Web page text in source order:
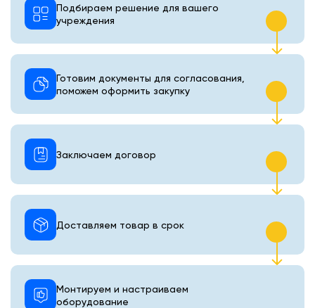
Подбираем решение для вашего
учреждения
Готовим документы для согласования,
поможем оформить закупку
Монтируем и настраиваем
оборудование
Доставляем товар в срок
Заключаем договор